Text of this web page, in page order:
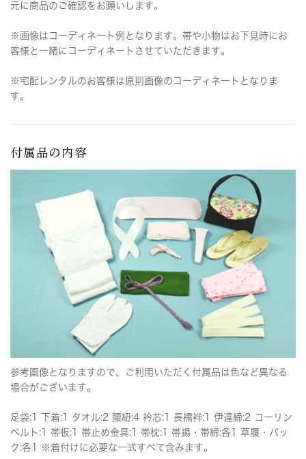
元に商品のご確認をお願いします。
※画像はコーディネート例となります。帯や小物はお下見時にお
客様と一緒にコーディネートさせていただきます。
※宅配レンタルのお客様は原則画像のコーディネートとなりま
す。
付属品の内容
参考画像となりますので、ご利用いただく付属品は色など異なる
場合がございます。
足袋:1 下着:1 タオル:2 腰紐:4 衿芯:1 長襦袢:1 伊達締:2 コーリン
ベルト:1 帯板:1 帯止め金具:1 帯枕:1 帯揚・帯締:各1 草履・バッ
ク:各1 ※着付けに必要な一式すべて含みます。